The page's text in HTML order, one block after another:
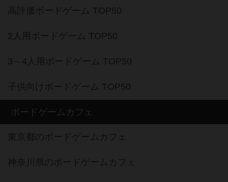
高評価ボードゲーム TOP50
2人用ボードゲーム TOP50
3～4人用ボードゲーム TOP50
子供向けボードゲーム TOP50
ボードゲームカフェ
東京都のボードゲームカフェ
神奈川県のボードゲームカフェ